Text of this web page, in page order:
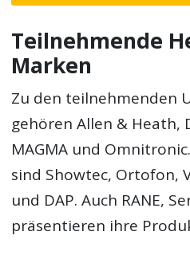
Teilnehmende
Marken
Zu den teilnehmenden
gehören Allen & Heath,
MAGMA und
sind Showtec, Ortofon,
und DAP. Auch RANE,
präsentieren ihre